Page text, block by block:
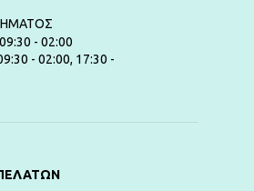
- 02:00
- 02:00, 17:30 -